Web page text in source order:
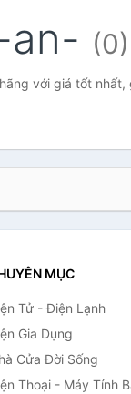
(0)
với giá tốt nhất,
MỤC
Tử - Điện Lạnh
Gia Dụng
Cửa Đời Sống
Thoại - Máy Tính